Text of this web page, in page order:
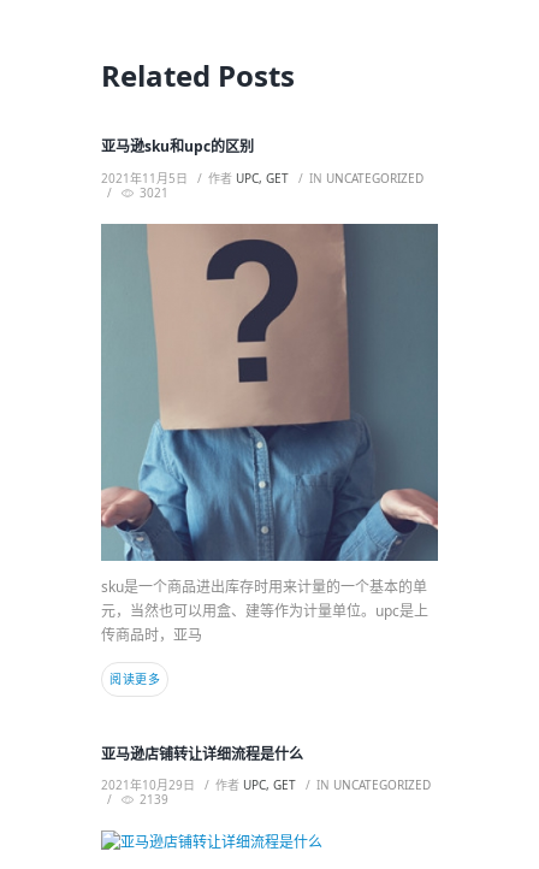
Related Posts
亚马逊sku和upc的区别
2021年11月5日 作者 UPC, GET IN UNCATEGORIZED
3021
sku是一个商品进出库存时用来计量的一个基本的单
元，当然也可以用盒、建等作为计量单位。upc是上
传商品时，亚马
阅读更多
亚马逊店铺转让详细流程是什么
2021年10月29日 作者 UPC, GET IN UNCATEGORIZED
2139